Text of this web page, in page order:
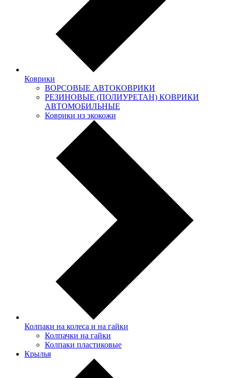
Коврики
ВОРСОВЫЕ АВТОКОВРИКИ
РЕЗИНОВЫЕ (ПОЛИУРЕТАН) КОВРИКИ
АВТОМОБИЛЬНЫЕ
Коврики из экокожи
Колпаки на колеса и на гайки
Колпачки на гайки
Колпаки пластиковые
Крылья